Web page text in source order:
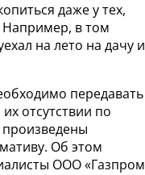
даже у тех,
Например, в том
на лето на дачу и
передавать
отсутствии по
произведены
Об этом
ООО «Газпром